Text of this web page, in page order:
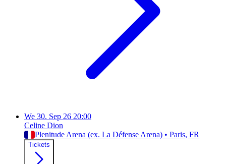
We 30. Sep 26 20:00
Celine Dion
Plenitude Arena (ex. La Défense Arena) • Paris, FR
Tickets